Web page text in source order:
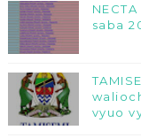
saba
vyuo